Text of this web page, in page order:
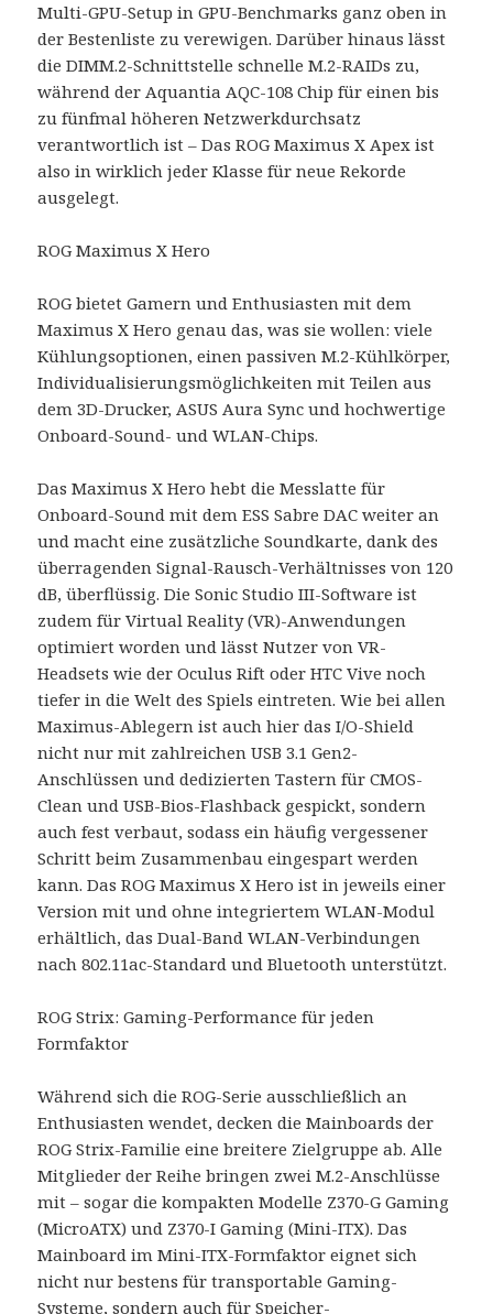
Multi-GPU-Setup in GPU-Benchmarks ganz oben in
der Bestenliste zu verewigen. Darüber hinaus lässt
die DIMM.2-Schnittstelle schnelle M.2-RAIDs zu,
während der Aquantia AQC-108 Chip für einen bis
zu fünfmal höheren Netzwerkdurchsatz
verantwortlich ist – Das ROG Maximus X Apex ist
also in wirklich jeder Klasse für neue Rekorde
ausgelegt.
ROG Maximus X Hero
ROG bietet Gamern und Enthusiasten mit dem
Maximus X Hero genau das, was sie wollen: viele
Kühlungsoptionen, einen passiven M.2-Kühlkörper,
Individualisierungsmöglichkeiten mit Teilen aus
dem 3D-Drucker, ASUS Aura Sync und hochwertige
Onboard-Sound- und WLAN-Chips.
Das Maximus X Hero hebt die Messlatte für
Onboard-Sound mit dem ESS Sabre DAC weiter an
und macht eine zusätzliche Soundkarte, dank des
überragenden Signal-Rausch-Verhältnisses von 120
dB, überflüssig. Die Sonic Studio III-Software ist
zudem für Virtual Reality (VR)-Anwendungen
optimiert worden und lässt Nutzer von VR-
Headsets wie der Oculus Rift oder HTC Vive noch
tiefer in die Welt des Spiels eintreten. Wie bei allen
Maximus-Ablegern ist auch hier das I/O-Shield
nicht nur mit zahlreichen USB 3.1 Gen2-
Anschlüssen und dedizierten Tastern für CMOS-
Clean und USB-Bios-Flashback gespickt, sondern
auch fest verbaut, sodass ein häufig vergessener
Schritt beim Zusammenbau eingespart werden
kann. Das ROG Maximus X Hero ist in jeweils einer
Version mit und ohne integriertem WLAN-Modul
erhältlich, das Dual-Band WLAN-Verbindungen
nach 802.11ac-Standard und Bluetooth unterstützt.
ROG Strix: Gaming-Performance für jeden
Formfaktor
Während sich die ROG-Serie ausschließlich an
Enthusiasten wendet, decken die Mainboards der
ROG Strix-Familie eine breitere Zielgruppe ab. Alle
Mitglieder der Reihe bringen zwei M.2-Anschlüsse
mit – sogar die kompakten Modelle Z370-G Gaming
(MicroATX) und Z370-I Gaming (Mini-ITX). Das
Mainboard im Mini-ITX-Formfaktor eignet sich
nicht nur bestens für transportable Gaming-
Systeme, sondern auch für Speicher-